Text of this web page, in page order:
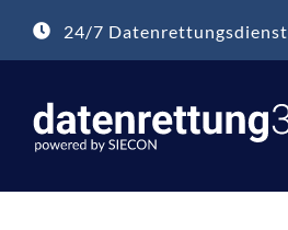
Inhalt
24/7 Datenrettungsdienst